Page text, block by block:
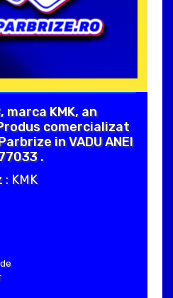
marca KMK, an
comercializat
in VADU ANEI
.
KMK